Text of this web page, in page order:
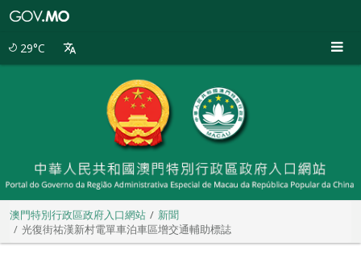
29°C
澳門特別行政區政府入口網站
新聞
光復街祐漢新村電單車泊車區增交通輔助標誌